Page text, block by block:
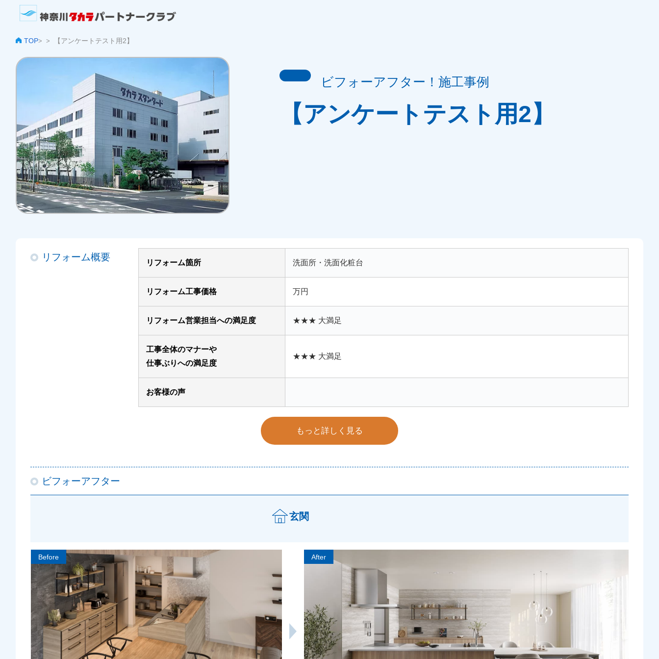
TOP> > 【アンケートテスト用2】
ビフォーアフター！施工事例
【アンケートテスト用2】
リフォーム概要
リフォーム箇所 洗面所・洗面化粧台
リフォーム工事価格 万円
リフォーム営業担当への満足度 ★★★ 大満足
工事全体のマナーや
仕事ぶりへの満足度
★★★ 大満足
お客様の声
もっと詳しく見る
ビフォーアフター
玄関
Before After